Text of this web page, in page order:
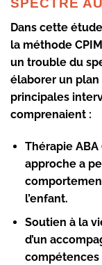
SPECTRE
Dans cette
la méthode
un trouble du
élaborer un plan
principales
comprenaient :
Thérapie
approche a
l’enfant.
Soutien à la
d’un
compétences